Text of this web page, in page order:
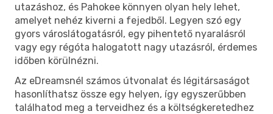
utazáshoz, és Pahokee könnyen olyan hely lehet,
amelyet nehéz kiverni a fejedből. Legyen szó egy
gyors városlátogatásról, egy pihentető nyaralásról
vagy egy régóta halogatott nagy utazásról, érdemes
időben körülnézni.
Az eDreamsnél számos útvonalat és légitársaságot
hasonlíthatsz össze egy helyen, így egyszerűbben
találhatod meg a terveidhez és a költségkeretedhez